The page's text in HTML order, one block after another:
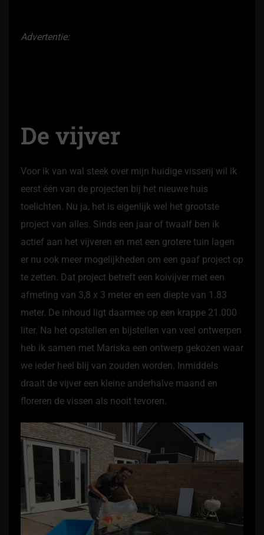
Advertentie:
De vijver
Voor ik van wal steek over mijn huidige visserij wil ik
eerst één van de projecten bij het nieuwe huis
toelichten. Nu ja, het is eigenlijk wel het grootste
project van alles. Sinds een jaar of twaalf ben ik
actief aan het vijveren en met een grotere tuin lagen
er nu ook meer mogelijkheden om een gaaf project op
te zetten. Dat project betreft een koivijver met een
afmeting van 3,8 x 3 meter en een diepte van 1.83
meter. De inhoud ligt daarmee op een krappe 21.000
liter. Na het opstellen en bijstellen van veel ontwerpen
heb ik samen met Mariska een ontwerp gekozen waar
we ieder heel blij van zouden worden. Inmiddels
draait de vijver een kleine anderhalve maand en
floreren de vissen als nooit tevoren.